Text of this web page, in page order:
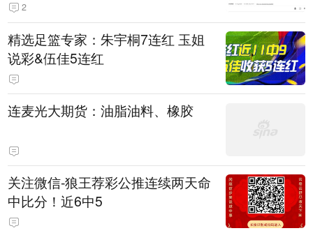
2
精选足篮专家：朱宇桐7连红 玉姐
说彩&伍佳5连红
连麦光大期货：油脂油料、橡胶
关注微信-狼王荐彩公推连续两天命
中比分！近6中5